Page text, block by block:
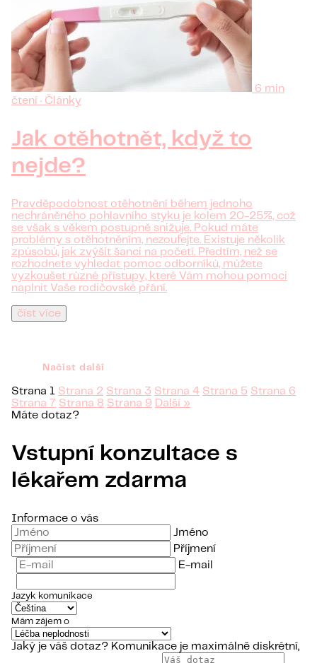
6 min
čtení · Články
Jak otěhotnět, když to
nejde?
Pravděpodobnost otěhotnění během jednoho
nechráněného pohlavního styku je kolem 20-25%, což
se však s věkem postupně snižuje. Pokud máte
problémy s otěhotněním, nezoufejte. Existuje několik
způsobů, jak zvýšit šanci na početí. Předtím, než se
rozhodnete vyhledat pomoc odborníků, můžete
vyzkoušet různé přístupy, které Vám mohou pomoci
naplnit Vaše rodičovské přání.
číst více
Načíst další
Strana 1 Strana 2 Strana 3 Strana 4 Strana 5 Strana 6
Strana 7 Strana 8 Strana 9 Další »
Máte dotaz?
Vstupní konzultace s
lékařem zdarma
Informace o vás
Jméno
Příjmení
E-mail
Jazyk komunikace
Mám zájem o
Jaký je váš dotaz? Komunikace je maximálně diskrétní,